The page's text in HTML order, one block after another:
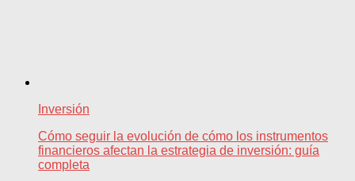
Inversión
Cómo seguir la evolución de cómo los instrumentos
financieros afectan la estrategia de inversión: guía
completa